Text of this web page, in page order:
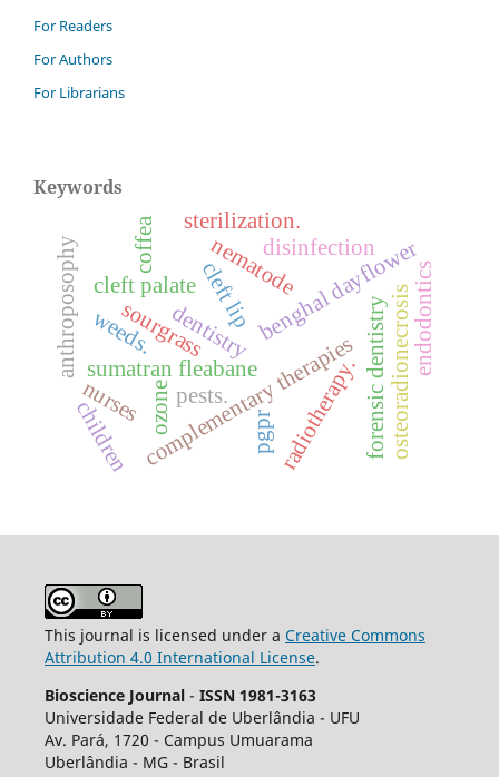
For Readers
For Authors
For Librarians
Keywords
benghal dayflower
sourgrass
sumatran fleabane
weeds.
anthroposophy
complementary therapies
dentistry forensic dentistry
cleft lip
cleft palate osteoradionecrosis
ozone radiotherapy.
coffea nematode
pests.
disinfection
endodontics
sterilization.
nurses
children pgpr
This journal is licensed under a Creative Commons
Attribution 4.0 International License.
Bioscience Journal - ISSN 1981-3163
Universidade Federal de Uberlândia - UFU
Av. Pará, 1720 - Campus Umuarama
Uberlândia - MG - Brasil